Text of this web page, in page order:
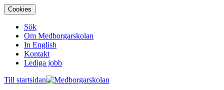
Cookies
Sök
Om Medborgarskolan
In English
Kontakt
Lediga jobb
Till startsidan